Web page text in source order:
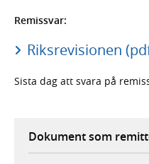
Remissvar:
Riksrevisionen
Sista dag att svara på
Dokument som